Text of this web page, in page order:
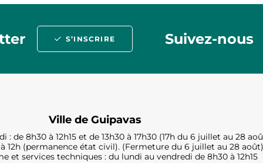
S’INSCRIRE Suivez-nous
Ville de Guipavas
: de 8h30 à 12h15 et de 13h30 à 17h30 (17h du 6 juillet au 28
12h (permanence état civil). (Fermeture du 6 juillet au 28 août)
et services techniques : du lundi au vendredi de 8h30 à 12h15